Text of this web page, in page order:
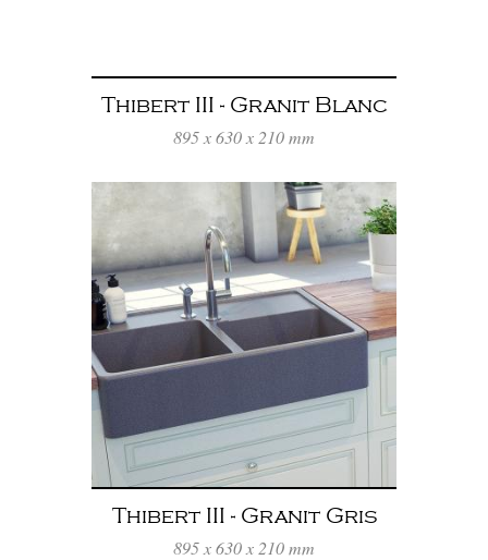
Thibert III - Granit Blanc
895 x 630 x 210 mm
Thibert III - Granit Gris
Titanium
895 x 630 x 210 mm